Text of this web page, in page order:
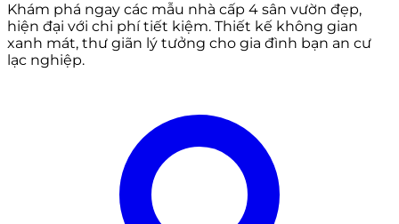
Khám phá ngay các mẫu nhà cấp 4 sân vườn đẹp,
hiện đại với chi phí tiết kiệm. Thiết kế không gian
xanh mát, thư giãn lý tưởng cho gia đình bạn an cư
lạc nghiệp.